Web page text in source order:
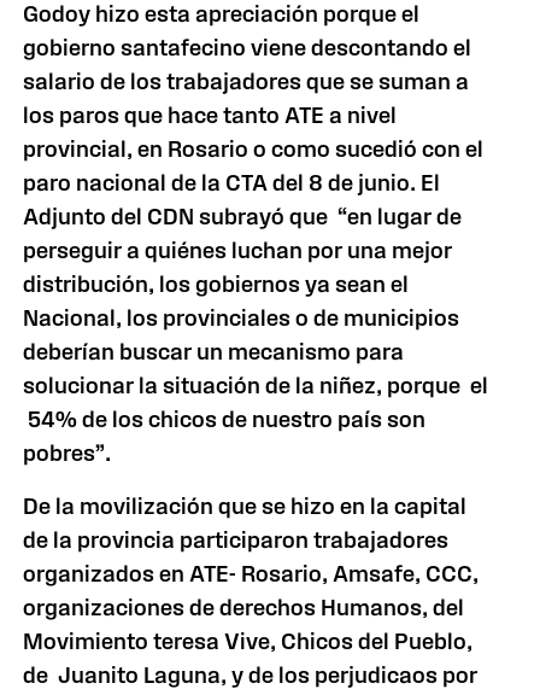
Godoy hizo esta apreciación porque el
gobierno santafecino viene descontando el
salario de los trabajadores que se suman a
los paros que hace tanto ATE a nivel
provincial, en Rosario o como sucedió con el
paro nacional de la CTA del 8 de junio. El
Adjunto del CDN subrayó que “en lugar de
perseguir a quiénes luchan por una mejor
distribución, los gobiernos ya sean el
Nacional, los provinciales o de municipios
deberían buscar un mecanismo para
solucionar la situación de la niñez, porque el
54% de los chicos de nuestro país son
pobres”.
De la movilización que se hizo en la capital
de la provincia participaron trabajadores
organizados en ATE- Rosario, Amsafe, CCC,
organizaciones de derechos Humanos, del
Movimiento teresa Vive, Chicos del Pueblo,
de Juanito Laguna, y de los perjudicaos por